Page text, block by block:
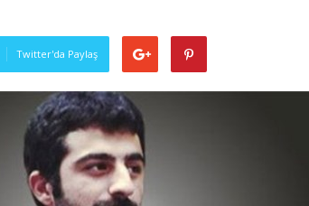
Twitter'da Paylaş